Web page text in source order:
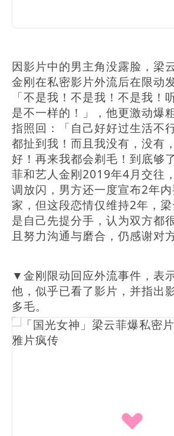
因影片中的男主角没露脸，梁
金刚在私密影片外流后在限动
「不是我！不是我！不是我！
是不一样的！」，他更激动爆
指照回：「自己好好过生活不
都扯到我！而且我没有，没有
好！再来我都会剃毛！到底够
菲和艺人金刚2019年4月交往
调放闪，男方还一度宣布2年
家，但这段恋情仅维持2年，梁
是自己先提分手，认为双方都
且努力沟通与磨合，仍感谢对
▼金刚限动回应外流事件，表
他，似乎已看了影片，并指出
多毛。